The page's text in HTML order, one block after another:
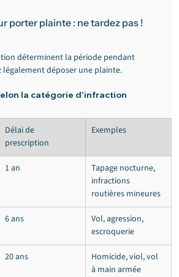
porter plainte : ne tardez pas !
déterminent la période pendant
déposer une plainte.
la catégorie d'infraction
Délai de
prescription
Exemples
1 an
Tapage nocturne,
infractions
routières mineures
6 ans
Vol, agression,
escroquerie
20 ans
Homicide, viol, vol
à main armée